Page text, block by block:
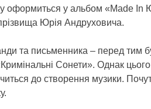
оформиться у альбом «Made
Юрія Андруховича.
та письменника – перед тим
Сонети». Однак
до створення музики.